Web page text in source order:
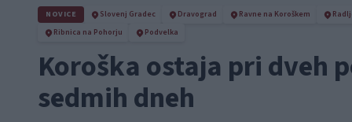
NOVICE Slovenj Gradec Dravograd Ravne na Koroškem
Ribnica na Pohorju
Podvelka
Koroška ostaja pri dveh
sedmih dneh